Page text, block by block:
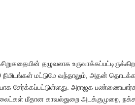
தழுவலாக
மட்டுமே வந்தாலும், அதன்
சேர்க்கப்பட்டுள்ளது. அராஜக
மீதான காவல்துறை அடக்குமுறை,